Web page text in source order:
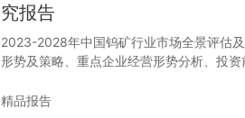
究报告
2023-2028年中国钨矿行业市场全景评估
形势及策略、重点企业经营形势分析、投资
精品报告